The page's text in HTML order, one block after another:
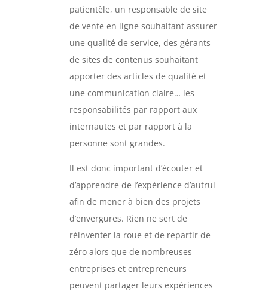
patientèle, un responsable de site
de vente en ligne souhaitant assurer
une qualité de service, des gérants
de sites de contenus souhaitant
apporter des articles de qualité et
une communication claire… les
responsabilités par rapport aux
internautes et par rapport à la
personne sont grandes.
Il est donc important d’écouter et
d’apprendre de l’expérience d’autrui
afin de mener à bien des projets
d’envergures. Rien ne sert de
réinventer la roue et de repartir de
zéro alors que de nombreuses
entreprises et entrepreneurs
peuvent partager leurs expériences